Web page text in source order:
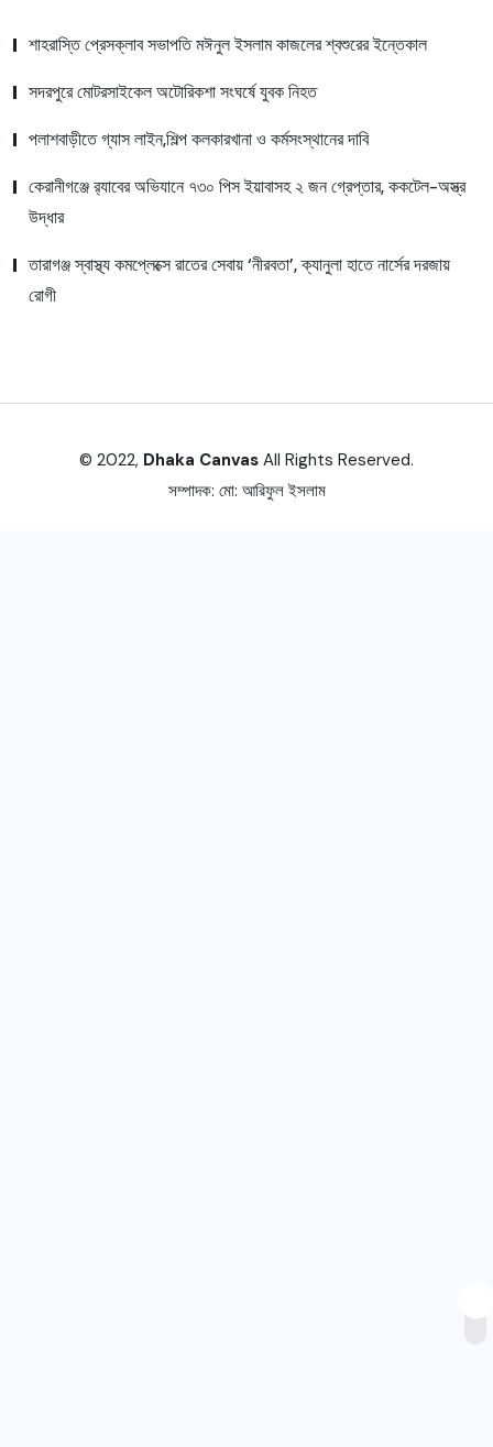
শাহরাস্তি প্রেসক্লাব সভাপতি মঈনুল ইসলাম কাজলের শ্বশুরের ইন্তেকাল
সদরপুরে মোটরসাইকেল অটোরিকশা সংঘর্ষে যুবক নিহত
পলাশবাড়ীতে গ্যাস লাইন,শিল্প কলকারখানা ও কর্মসংস্থানের দাবি
কেরানীগঞ্জে র‍্যাবের অভিযানে ৭৩০ পিস ইয়াবাসহ ২ জন গ্রেপ্তার, ককটেল-অস্ত্র
উদ্ধার
তারাগঞ্জ স্বাস্থ্য কমপ্লেক্সে রাতের সেবায় ‘নীরবতা’, ক্যানুলা হাতে নার্সের দরজায়
রোগী
© 2022, Dhaka Canvas All Rights Reserved.
সম্পাদক: মো: আরিফুল ইসলাম